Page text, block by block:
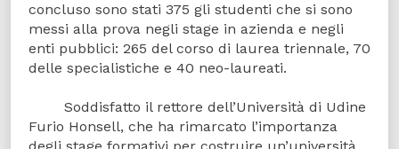
concluso sono stati 375 gli studenti che si sono
messi alla prova negli stage in azienda e negli
enti pubblici: 265 del corso di laurea triennale, 70
delle specialistiche e 40 neo-laureati.
Soddisfatto il rettore dell’Università di Udine
Furio Honsell, che ha rimarcato l’importanza